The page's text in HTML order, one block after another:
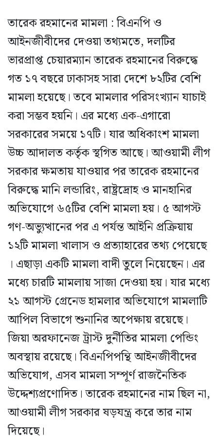
তারেক রহমানের মামলা : বিএনপি ও
আইনজীবীদের দেওয়া তথ্যমতে, দলটির
ভারপ্রাপ্ত চেয়ারম্যান তারেক রহমানের বিরুদ্ধে
গত ১৭ বছরে ঢাকাসহ সারা দেশে ৮২টির বেশি
মামলা হয়েছে। তবে মামলার পরিসংখ্যান যাচাই
করা সম্ভব হয়নি। এর মধ্যে এক-এগারো
সরকারের সময়ে ১৭টি। যার অধিকাংশ মামলা
উচ্চ আদালত কর্তৃক স্থগিত আছে। আওয়ামী লীগ
সরকার ক্ষমতায় যাওয়ার পর তারেক রহমানের
বিরুদ্ধে মানি লন্ডারিং, রাষ্ট্রদ্রোহ ও মানহানির
অভিযোগে ৬৫টির বেশি মামলা হয়। ৫ আগস্ট
গণ-অভ্যুত্থানের পর এ পর্যন্ত আইনি প্রক্রিয়ায়
১২টি মামলা খালাস ও প্রত্যাহারের তথ্য পেয়েছে
। এছাড়া একটি মামলা বাদী তুলে নিয়েছেন। এর
মধ্যে চারটি মামলায় সাজা দেওয়া হয়। যার মধ্যে
২১ আগস্ট গ্রেনেড হামলার অভিযোগে মামলাটি
আপিল বিভাগে শুনানির অপেক্ষায় রয়েছে।
জিয়া অরফানেজ ট্রাস্ট দুর্নীতির মামলা পেন্ডিং
অবস্থায় রয়েছে। বিএনপিপন্থি আইনজীবীদের
অভিযোগ, এসব মামলা সম্পূর্ণ রাজনৈতিক
উদ্দেশ্যপ্রণোদিত। তারেক রহমানের নাম ছিল না,
আওয়ামী লীগ সরকার ষড়যন্ত্র করে তার নাম
দিয়েছে।